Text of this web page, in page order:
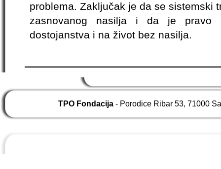
problema. Zaključak je da se sistemski
zasnovanog nasilja i da je pravo
dostojanstva i na život bez nasilja.
TPO Fondacija - Porodice Ribar 53, 71000